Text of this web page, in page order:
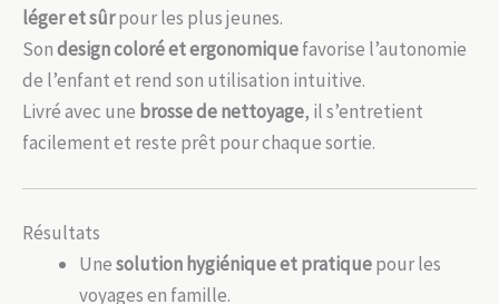
léger et sûrpour les plus jeunes.
Sondesign coloré et ergonomiquefavorise l’autonomie
de l’enfant et rend son utilisation intuitive.
Livré avec une brosse de nettoyage, il s’entretient
facilement et reste prêt pour chaque sortie.
Résultats
Unesolution hygiénique et pratiquepour les
voyages en famille.